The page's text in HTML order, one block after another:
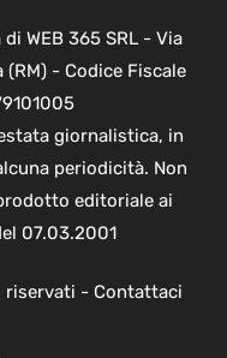
WEB 365 SRL - Via
(RM) - Codice Fiscale
giornalistica, in
periodicità. Non
editoriale ai
07.03.2001
riservati - Contattaci